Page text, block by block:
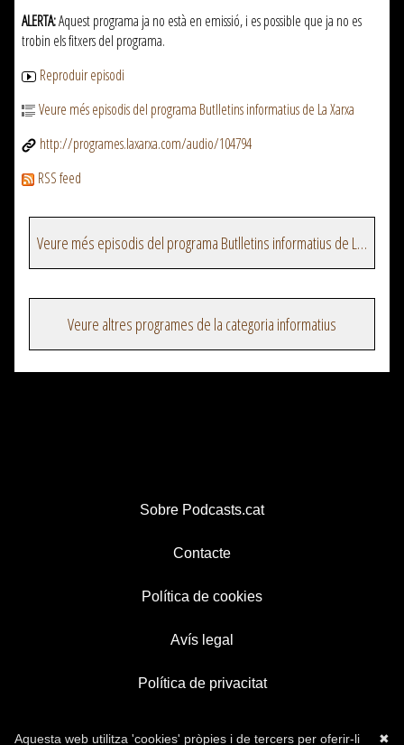
ALERTA:Aquest programa ja no està en emissió, i es possible que ja no es
trobin els fitxers del programa.
Reproduir episodi
Veure més episodis del programa Butlletins informatius de La Xarxa
http://programes.laxarxa.com/audio/104794
RSS feed
Veure més episodis del programa Butlletins informatius de La Xarxa
Veure altres programes de la categoria informatius
Sobre Podcasts.cat
Contacte
Política de cookies
Avís legal
Política de privacitat
✖
Aquesta web utilitza 'cookies' pròpies i de tercers per oferir-li